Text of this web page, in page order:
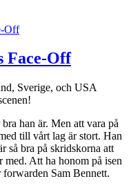
Face-Off
Sverige, och USA
han är. Men att vara på
till vårt lag är stort. Han
så bra på skridskorna att
med. Att ha honom på isen
Sam Bennett.